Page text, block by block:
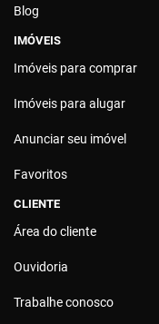
Blog
IMÓVEIS
Imóveis para comprar
Imóveis para alugar
Anunciar seu imóvel
Favoritos
CLIENTE
Área do cliente
Ouvidoria
Trabalhe conosco